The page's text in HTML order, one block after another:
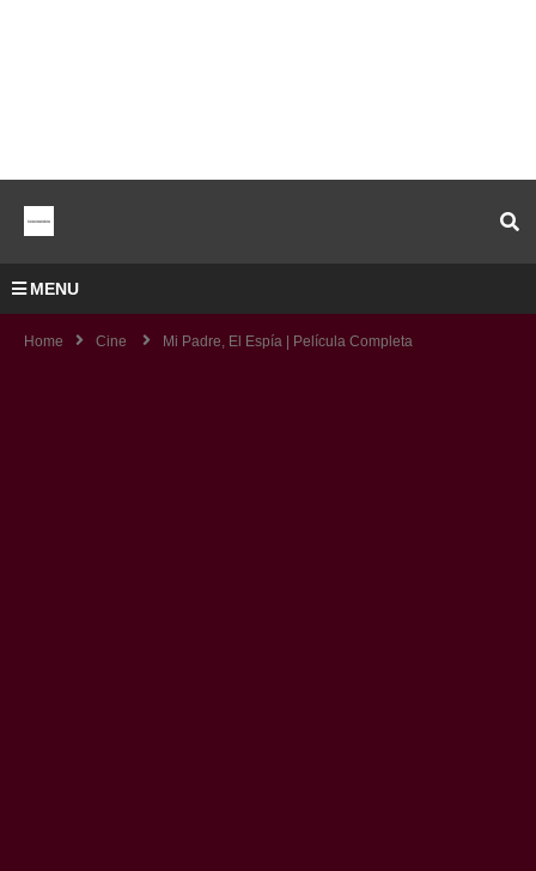
MENU
Home Cine Mi Padre, El Espía | Película Completa